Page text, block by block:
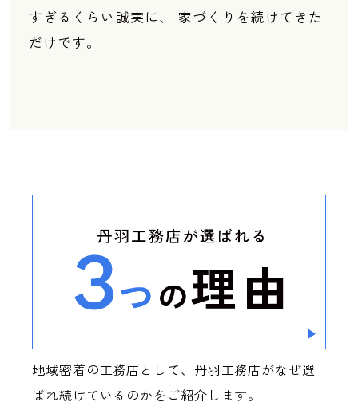
すぎるくらい誠実に、 家づくりを続けてきた
だけです。
地域密着の工務店として、丹羽工務店がなぜ選
ばれ続けているのかをご紹介します。